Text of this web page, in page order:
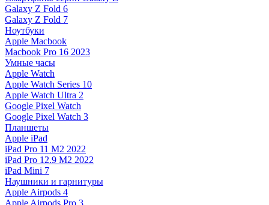
Galaxy Z Fold 6
Galaxy Z Fold 7
Ноутбуки
Apple Macbook
Macbook Pro 16 2023
Умные часы
Apple Watch
Apple Watch Series 10
Apple Watch Ultra 2
Google Pixel Watch
Google Pixel Watch 3
Планшеты
Apple iPad
iPad Pro 11 M2 2022
iPad Pro 12.9 M2 2022
iPad Mini 7
Наушники и гарнитуры
Apple Airpods 4
Apple Airpods Pro 3